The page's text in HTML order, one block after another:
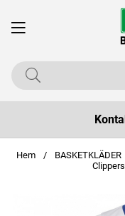
Hem BASKETKLÄDER